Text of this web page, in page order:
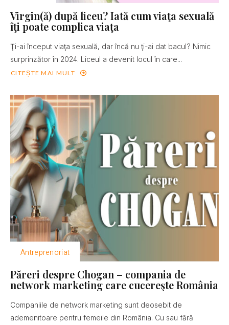
Virgin(ă) după liceu? Iată cum viaţa sexuală
îţi poate complica viaţa
Ţi-ai început viaţa sexuală, dar încă nu ţi-ai dat bacul? Nimic
surprinzător în 2024. Liceul a devenit locul în care...
CITEȘTE MAI MULT
Antreprenoriat
Păreri despre Chogan – compania de
network marketing care cucereşte România
Companiile de network marketing sunt deosebit de
ademenitoare pentru femeile din România. Cu sau fără